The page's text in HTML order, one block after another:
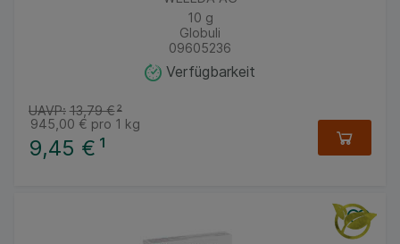
10 g
Globuli
09605236
Verfügbarkeit
9,45 € ¹
UAVP: 13,79 €²
945,00 € pro 1 kg